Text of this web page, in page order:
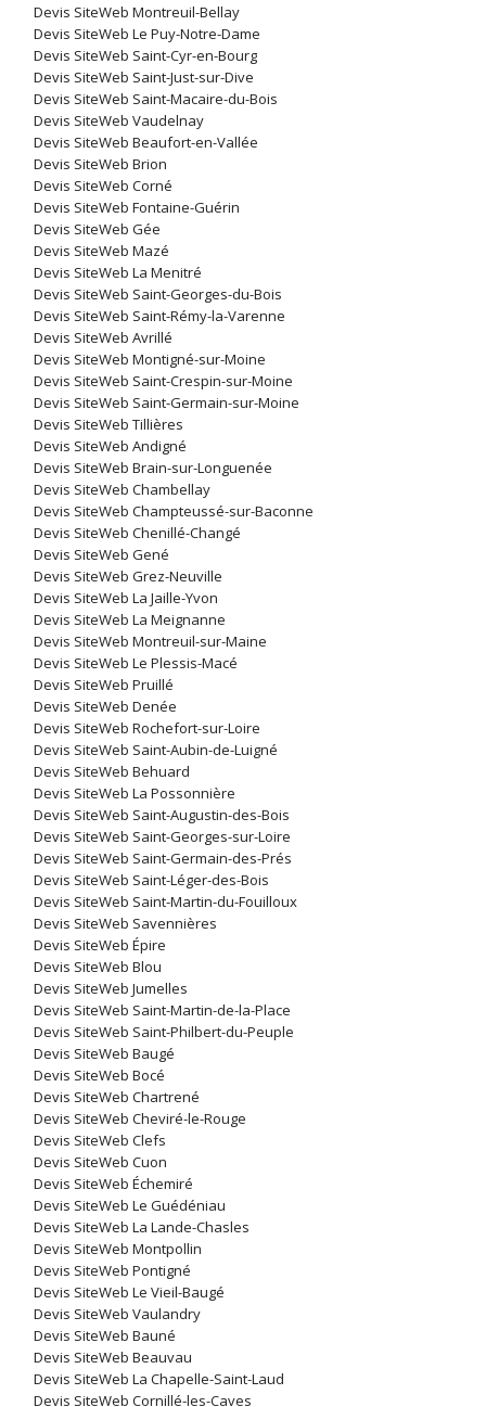
Devis SiteWeb Montreuil-Bellay
Devis SiteWeb Le Puy-Notre-Dame
Devis SiteWeb Saint-Cyr-en-Bourg
Devis SiteWeb Saint-Just-sur-Dive
Devis SiteWeb Saint-Macaire-du-Bois
Devis SiteWeb Vaudelnay
Devis SiteWeb Beaufort-en-Vallée
Devis SiteWeb Brion
Devis SiteWeb Corné
Devis SiteWeb Fontaine-Guérin
Devis SiteWeb Gée
Devis SiteWeb Mazé
Devis SiteWeb La Menitré
Devis SiteWeb Saint-Georges-du-Bois
Devis SiteWeb Saint-Rémy-la-Varenne
Devis SiteWeb Avrillé
Devis SiteWeb Montigné-sur-Moine
Devis SiteWeb Saint-Crespin-sur-Moine
Devis SiteWeb Saint-Germain-sur-Moine
Devis SiteWeb Tillières
Devis SiteWeb Andigné
Devis SiteWeb Brain-sur-Longuenée
Devis SiteWeb Chambellay
Devis SiteWeb Champteussé-sur-Baconne
Devis SiteWeb Chenillé-Changé
Devis SiteWeb Gené
Devis SiteWeb Grez-Neuville
Devis SiteWeb La Jaille-Yvon
Devis SiteWeb La Meignanne
Devis SiteWeb Montreuil-sur-Maine
Devis SiteWeb Le Plessis-Macé
Devis SiteWeb Pruillé
Devis SiteWeb Denée
Devis SiteWeb Rochefort-sur-Loire
Devis SiteWeb Saint-Aubin-de-Luigné
Devis SiteWeb Behuard
Devis SiteWeb La Possonnière
Devis SiteWeb Saint-Augustin-des-Bois
Devis SiteWeb Saint-Georges-sur-Loire
Devis SiteWeb Saint-Germain-des-Prés
Devis SiteWeb Saint-Léger-des-Bois
Devis SiteWeb Saint-Martin-du-Fouilloux
Devis SiteWeb Savennières
Devis SiteWeb Épire
Devis SiteWeb Blou
Devis SiteWeb Jumelles
Devis SiteWeb Saint-Martin-de-la-Place
Devis SiteWeb Saint-Philbert-du-Peuple
Devis SiteWeb Baugé
Devis SiteWeb Bocé
Devis SiteWeb Chartrené
Devis SiteWeb Cheviré-le-Rouge
Devis SiteWeb Clefs
Devis SiteWeb Cuon
Devis SiteWeb Échemiré
Devis SiteWeb Le Guédéniau
Devis SiteWeb La Lande-Chasles
Devis SiteWeb Montpollin
Devis SiteWeb Pontigné
Devis SiteWeb Le Vieil-Baugé
Devis SiteWeb Vaulandry
Devis SiteWeb Bauné
Devis SiteWeb Beauvau
Devis SiteWeb La Chapelle-Saint-Laud
Devis SiteWeb Cornillé-les-Caves